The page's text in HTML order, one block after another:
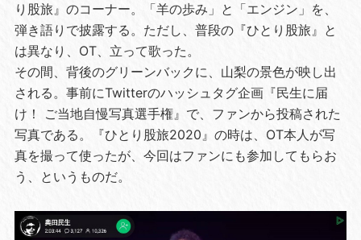
り股旅』のコーナー。「羊の歩み」と「エンジン」を、
弾き語りで披露する。ただし、普段の『ひとり股旅』と
は異なり、OT、立って歌った。
その間、背後のグリーンバックに、山梨の景色が映し出
される。事前にTwitterのハッシュタグ企画『民生に届
け！ ご当地自慢写真選手権』で、ファンから投稿された
写真である。『ひとり股旅2020』の時は、OT本人が写
真を撮って使ったが、今回はファンにも参加してもらお
う、というものだ。